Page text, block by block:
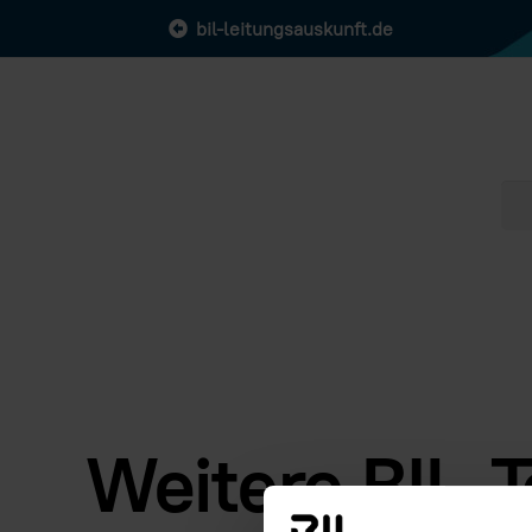
bil-leitungsauskunft.de
Weitere BIL-